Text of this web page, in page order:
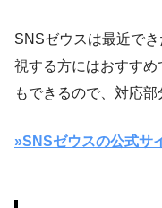
SNSゼウスは最近で
視する方にはおすす
もできるので、対応部
»SNSゼウスの公式サ